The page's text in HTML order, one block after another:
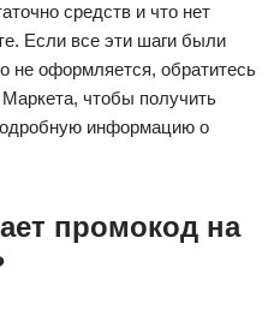
средств и что нет
Если все эти шаги были
не оформляется, обратитесь
чтобы получить
информацию о
промокод на